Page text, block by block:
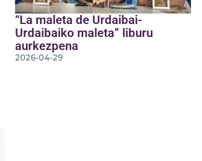
“La maleta de Urdaibai-
Urdaibaiko maleta” liburu
aurkezpena
2026-04-29